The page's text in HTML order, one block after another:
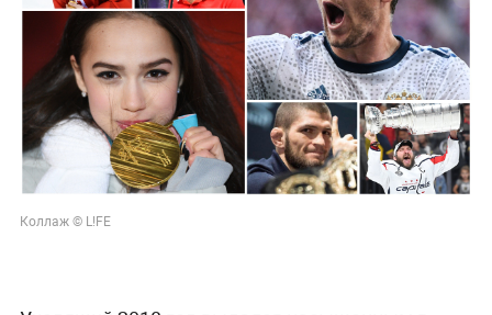
Коллаж © L!FE